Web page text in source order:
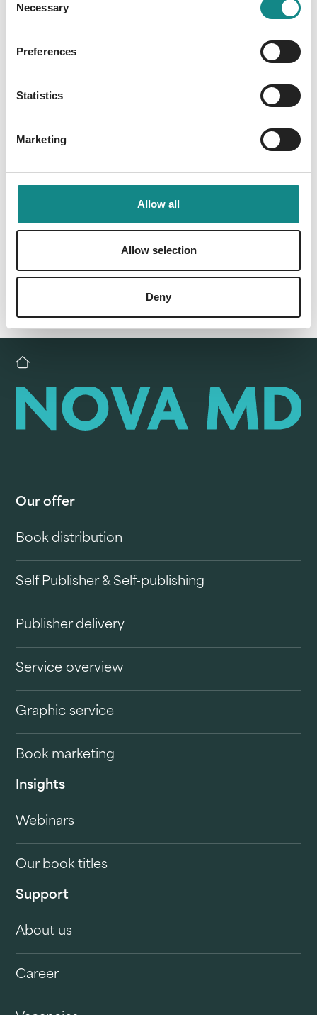
Selection
Necessary
Preferences
Statistics
Marketing
Allow all
Allow selection
Deny
Back to overview
Our offer
Book distribution
Self Publisher & Self-publishing
Publisher delivery
Service overview
Graphic service
Book marketing
Insights
Webinars
Our book titles
Support
About us
Career